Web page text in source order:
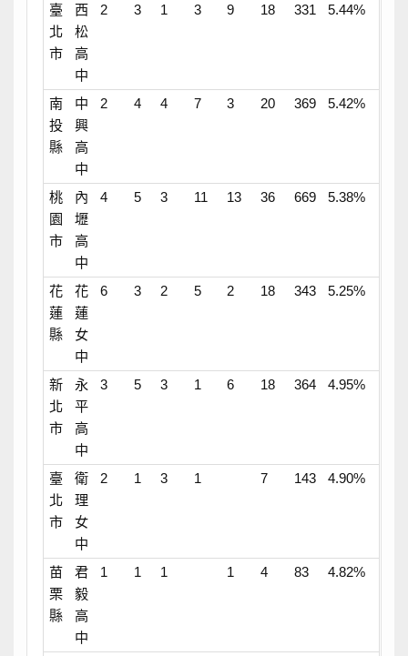
臺
北
市
西
松
高
中
2 3 1 3 9 18 331 5.44%
南
投
縣
中
興
高
中
2 4 4 7 3 20 369 5.42%
桃
園
市
內
壢
高
中
4 5 3 11 13 36 669 5.38%
花
蓮
縣
花
蓮
女
中
6 3 2 5 2 18 343 5.25%
新
北
市
永
平
高
中
3 5 3 1 6 18 364 4.95%
臺
北
市
衛
理
女
中
2 1 3 1 7 143 4.90%
苗
栗
縣
君
毅
高
中
1 1 1 1 4 83 4.82%